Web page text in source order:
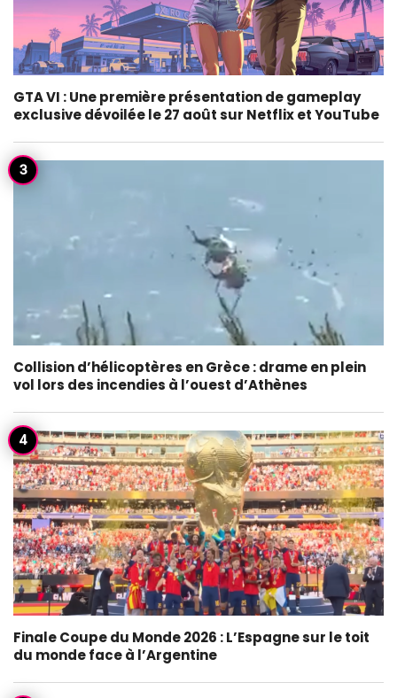
GTA VI : Une première présentation de gameplay
exclusive dévoilée le 27 août sur Netflix et YouTube
Collision d’hélicoptères en Grèce : drame en plein
vol lors des incendies à l’ouest d’Athènes
Finale Coupe du Monde 2026 : L’Espagne sur le toit
du monde face à l’Argentine